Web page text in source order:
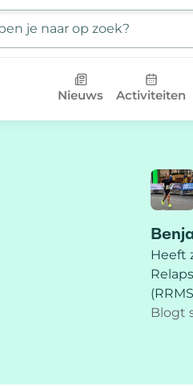
Nieuws Activiteiten
Heeft
Blogt